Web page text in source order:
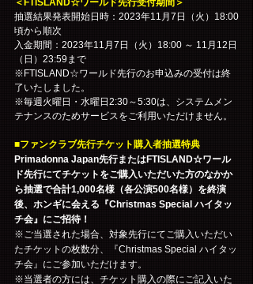
抽選結果発表開始日時：2023年11月7日（火）18:00
頃から順次
入金期間：2023年11月7日（火）18:00 ～ 11月12日
（日）23:59まで
※FTISLAND☆ワールド先行のお申込みの受付は終
了いたしました。
※毎週火曜日・水曜日2:30～5:30は、システムメン
テナンスのためサービスをご利用いただけません。
■ファンクラブ先行チケット購入者抽選特典
Primadonna Japan先行またはFTISLAND☆ワール
ド先行にてチケットをご購入いただいた方のなかか
ら抽選で合計1,000名様（各公演500名様）を終演
後、ホンギに会える『Christmas Special ハイタッ
チ会』にご招待！
※ご当選された場合、対象先行にてご購入いただい
たチケットの枚数分、『Christmas Special ハイタッ
チ会』にご参加いただけます。
※当選者の方には、チケット購入の際にご記入いた